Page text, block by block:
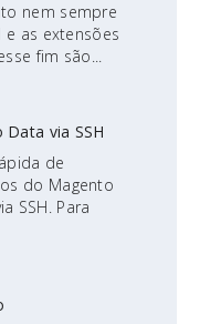
nem sempre
as extensões
fim são...
via SSH
de
do Magento
SSH. Para